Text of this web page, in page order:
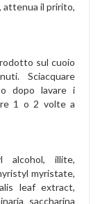
attenua il pririto,
sul cuoio
Sciacquare
dopo lavare i
1 o 2 volte a
alcohol, illite,
myristate,
leaf extract,
saccharina